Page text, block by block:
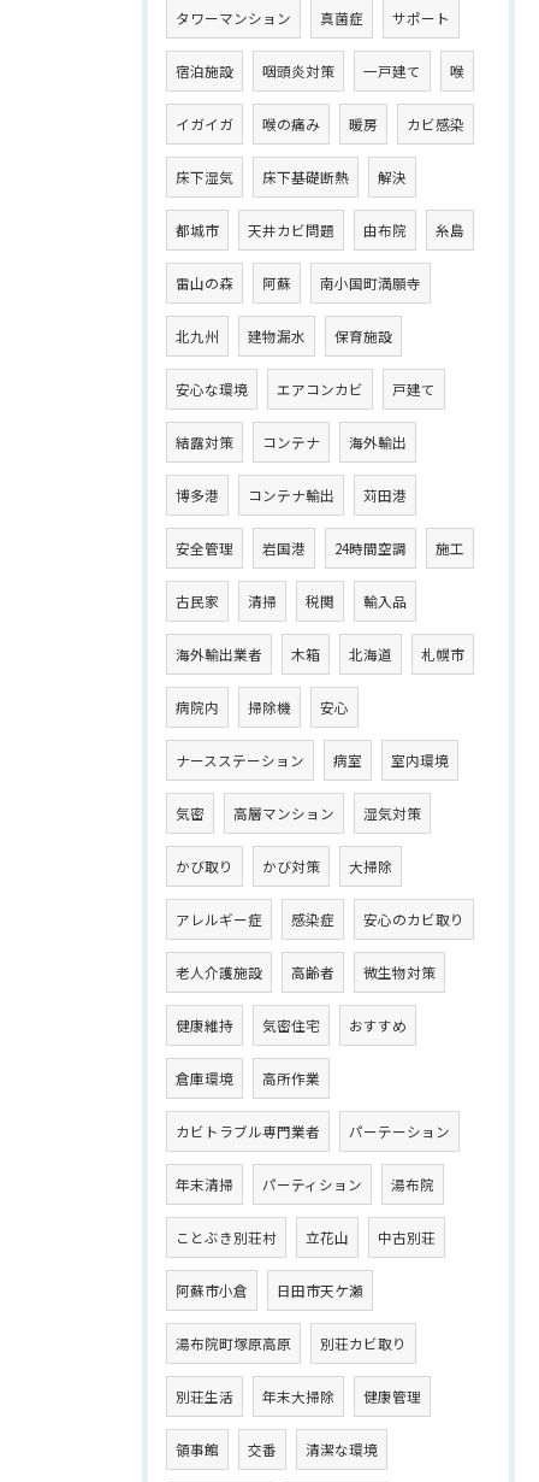
タワーマンション 真菌症 サポート
宿泊施設 咽頭炎対策 一戸建て 喉
イガイガ 喉の痛み 暖房 カビ感染
床下湿気 床下基礎断熱 解決
都城市 天井カビ問題 由布院 糸島
雷山の森 阿蘇 南小国町満願寺
北九州 建物漏水 保育施設
安心な環境 エアコンカビ 戸建て
結露対策 コンテナ 海外輸出
博多港 コンテナ輸出 苅田港
安全管理 岩国港 24時間空調 施工
古民家 清掃 税関 輸入品
海外輸出業者 木箱 北海道 札幌市
病院内 掃除機 安心
ナースステーション 病室 室内環境
気密 高層マンション 湿気対策
かび取り かび対策 大掃除
アレルギー症 感染症 安心のカビ取り
老人介護施設 高齢者 微生物対策
健康維持 気密住宅 おすすめ
倉庫環境 高所作業
カビトラブル専門業者 パーテーション
年末清掃 パーティション 湯布院
ことぶき別荘村 立花山 中古別荘
阿蘇市小倉 日田市天ケ瀬
湯布院町塚原高原 別荘カビ取り
別荘生活 年末大掃除 健康管理
領事館 交番 清潔な環境